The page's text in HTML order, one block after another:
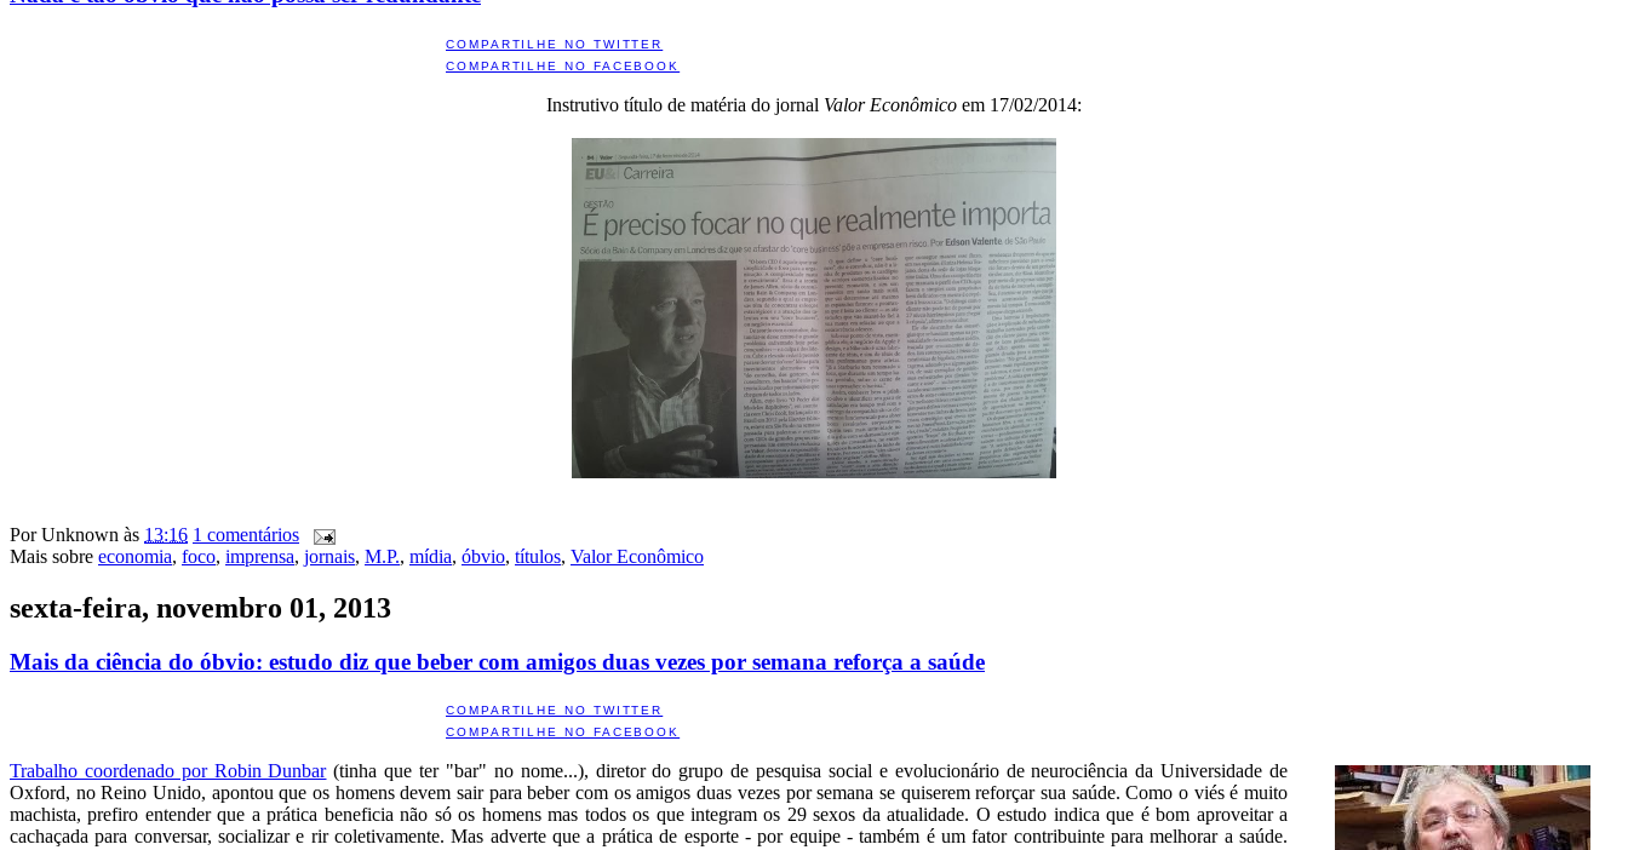
COMPARTILHE NO TWITTER
COMPARTILHE NO FACEBOOK
Instrutivo título de matéria do jornal Valor Econômico em 17/02/2014:
PorUnknown às 13:16 1 comentários
Mais sobre economia, foco, imprensa, jornais, M.P., mídia, óbvio, títulos, Valor Econômico
sexta-feira, novembro 01, 2013
Mais da ciência do óbvio: estudo diz que beber com amigos duas vezes por semana reforça a saúde
COMPARTILHE NO TWITTER
COMPARTILHE NO FACEBOOK
Trabalho coordenado por Robin Dunbar(tinha que ter "bar" no nome...), diretor do grupo de pesquisa social e evolucionário de neurociência da Universidade de
Oxford, no Reino Unido, apontou que os homens devem sair para beber com os amigos duas vezes por semana se quiserem reforçar sua saúde. Como o viés é muito
machista, prefiro entender que a prática beneficia não só os homens mas todos os que integram os 29 sexos da atualidade. O estudo indica que é bom aproveitar a
cachaçada para conversar, socializar e rir coletivamente. Mas adverte que a prática de esporte - por equipe - também é um fator contribuinte para melhorar a saúde.